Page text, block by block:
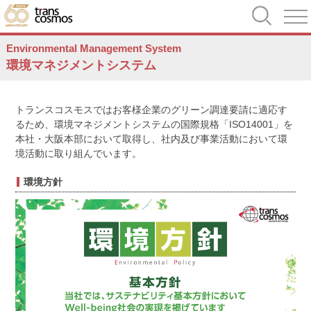
Environmental Management System
環境マネジメントシステム
トランスコスモスではお客様企業のグリーン調達要請に適応す
るため、環境マネジメントシステムの国際規格「ISO14001」を
本社・大阪本部において取得し、社内及び事業活動において環
境活動に取り組んでいます。
環境方針